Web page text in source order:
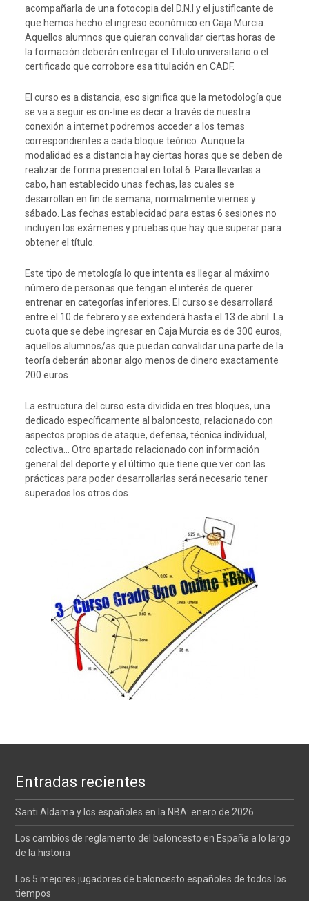
acompañarla de una fotocopia del D.N.I y el justificante de
que hemos hecho el ingreso económico en Caja Murcia.
Aquellos alumnos que quieran convalidar ciertas horas de
la formación deberán entregar el Titulo universitario o el
certificado que corrobore esa titulación en CADF.
El curso es a distancia, eso significa que la metodología que
se va a seguir es on-line es decir a través de nuestra
conexión a internet podremos acceder a los temas
correspondientes a cada bloque teórico. Aunque la
modalidad es a distancia hay ciertas horas que se deben de
realizar de forma presencial en total 6. Para llevarlas a
cabo, han establecido unas fechas, las cuales se
desarrollan en fin de semana, normalmente viernes y
sábado. Las fechas establecidad para estas 6 sesiones no
incluyen los exámenes y pruebas que hay que superar para
obtener el título.
Este tipo de metología lo que intenta es llegar al máximo
número de personas que tengan el interés de querer
entrenar en categorías inferiores. El curso se desarrollará
entre el 10 de febrero y se extenderá hasta el 13 de abril. La
cuota que se debe ingresar en Caja Murcia es de 300 euros,
aquellos alumnos/as que puedan convalidar una parte de la
teoría deberán abonar algo menos de dinero exactamente
200 euros.
La estructura del curso esta dividida en tres bloques, una
dedicado específicamente al baloncesto, relacionado con
aspectos propios de ataque, defensa, técnica individual,
colectiva… Otro apartado relacionado con información
general del deporte y el último que tiene que ver con las
prácticas para poder desarrollarlas será necesario tener
superados los otros dos.
Entradas recientes
Santi Aldama y los españoles en la NBA: enero de 2026
Los cambios de reglamento del baloncesto en España a lo largo
de la historia
Los 5 mejores jugadores de baloncesto españoles de todos los
tiempos